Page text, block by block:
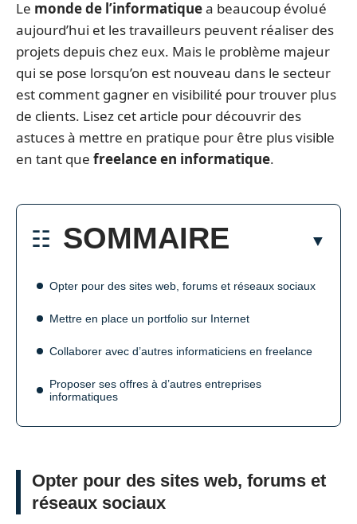
Le monde de l’informatiquea beaucoup évolué
aujourd’hui et les travailleurs peuvent réaliser des
projets depuis chez eux. Mais le problème majeur
qui se pose lorsqu’on est nouveau dans le secteur
est comment gagner en visibilité pour trouver plus
de clients. Lisez cet article pour découvrir des
astuces à mettre en pratique pour être plus visible
en tant que freelance en informatique.
SOMMAIRE
Opter pour des sites web, forums et réseaux sociaux
Mettre en place un portfolio sur Internet
Collaborer avec d’autres informaticiens en freelance
Proposer ses offres à d’autres entreprises
informatiques
Opter pour des sites web, forums et
réseaux sociaux